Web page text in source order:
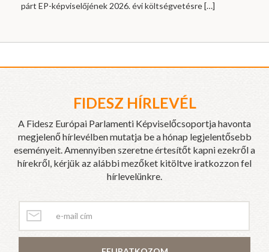
párt EP-képviselőjének 2026. évi költségvetésre[…]
FIDESZ HÍRLEVÉL
A Fidesz Európai Parlamenti Képviselőcsoportja havonta
megjelenő hírlevélben mutatja be a hónap legjelentősebb
eseményeit. Amennyiben szeretne értesítőt kapni ezekről a
hírekről, kérjük az alábbi mezőket kitöltve iratkozzon fel
hírlevelünkre.